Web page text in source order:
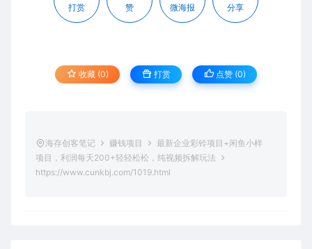
打赏 赞 微海报 分享
收藏 (0) 打赏 点赞 (0)
海存创客笔记 赚钱项目
最新企业彩铃项目+闲鱼小样
项目，利润每天200+轻轻松松，纯视频拆解玩法
https://www.cunkbj.com/1019.html